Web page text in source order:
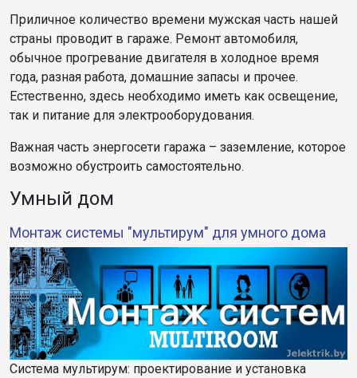
Приличное количество времени мужская часть нашей
страны проводит в гараже. Ремонт автомобиля,
обычное прогревание двигателя в холодное время
года, разная работа, домашние запасы и прочее.
Естественно, здесь необходимо иметь как освещение,
так и питание для электрооборудования.
Важная часть энергосети гаража – заземление, которое
возможно обустроить самостоятельно.
Умный дом
Монтаж системы "мультирум" для умного дома
Система мультирум: проектирование и установка